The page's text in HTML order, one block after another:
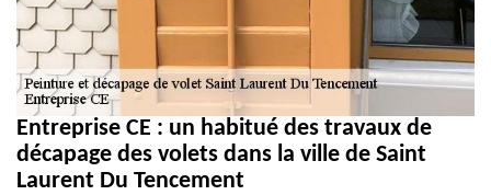
Entreprise CE : un habitué des travaux de
décapage des volets dans la ville de Saint
Laurent Du Tencement